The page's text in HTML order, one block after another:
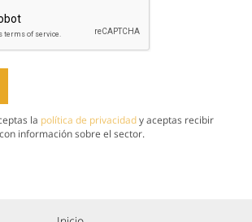
la política de privacidady aceptas recibir
información sobre el sector.